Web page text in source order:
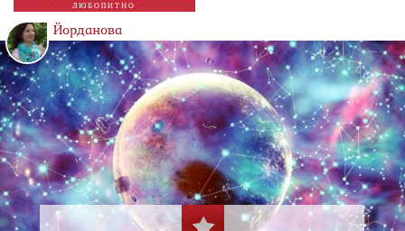
ЛЮБОПИТНО
Йорданова